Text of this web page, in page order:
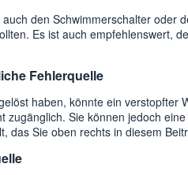
den Schwimmerschalter oder
Es ist auch empfehlenswert,
Fehlerquelle
haben, könnte ein
Sie können jedoch
das Sie oben rechts in diesem